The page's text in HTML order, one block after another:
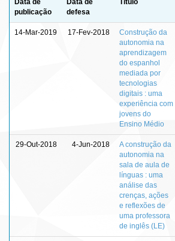
publicação
defesa
14-Mar-2019 17-Fev-2018
Construção da
autonomia na
aprendizagem
do espanhol
mediada por
tecnologias
digitais : uma
experiência com
jovens do
Ensino Médio
29-Out-2018 4-Jun-2018
A construção da
autonomia na
sala de aula de
línguas : uma
análise das
crenças, ações
e reflexões de
uma professora
de inglês (LE)